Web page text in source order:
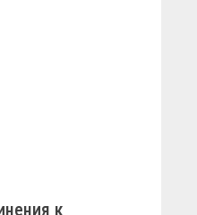
к